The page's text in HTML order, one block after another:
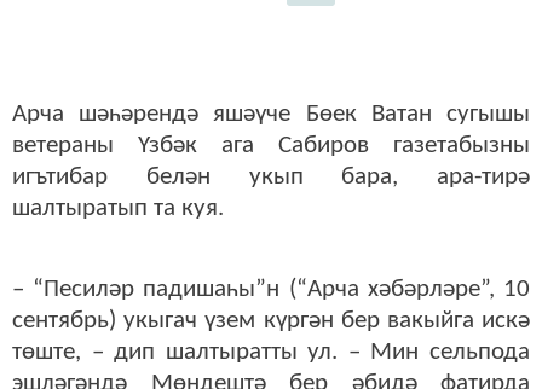
Арча шәһәрендә яшәүче Бөек Ватан сугышы
ветераны Үзбәк ага Сабиров газетабызны
игътибар белән укып бара, ара-тирә
шалтыратып та куя.
– “Песиләр падишаһы”н (“Арча хәбәрләре”, 10
сентябрь) укыгач үзем күргән бер вакыйга искә
төште, – дип шалтыратты ул. – Мин сельпода
эшләгәндә Мөндештә бер әбидә фатирда